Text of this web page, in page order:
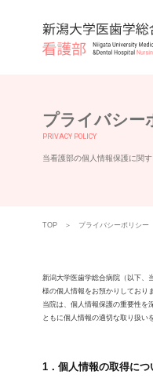
プライバシー
PRIVACY POLICY
当看護部の個人情報保護に関す
TOP プライバシーポリシー
新潟大学医歯学総合病院（以下、
様の個人情報をお預かりしておりま
当院は、個人情報保護の重要性を
ともに個人情報の適切な取り扱い
1．個人情報の取得につ